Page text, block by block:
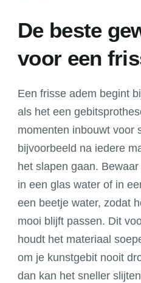
De beste
voor een
Een frisse adem begint
als het een
momenten inbouwt voor
bijvoorbeeld na iedere
het slapen gaan.
in een glas water of in
een beetje water, zodat
mooi blijft passen. Dit
houdt het materiaal
om je kunstgebit nooit
dan kan het sneller